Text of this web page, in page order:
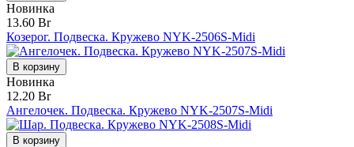
Новинка
13.60 Br
Козерог. Подвеска. Кружево NYK-2506S-Midi
В корзину
Новинка
12.20 Br
Ангелочек. Подвеска. Кружево NYK-2507S-Midi
В корзину